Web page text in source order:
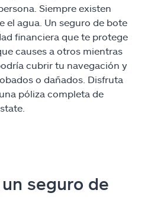
Siempre existen
el agua. Un seguro de bote
financiera que te protege
causes a otros mientras
cubrir tu navegación y
o dañados. Disfruta
póliza completa de
seguro de